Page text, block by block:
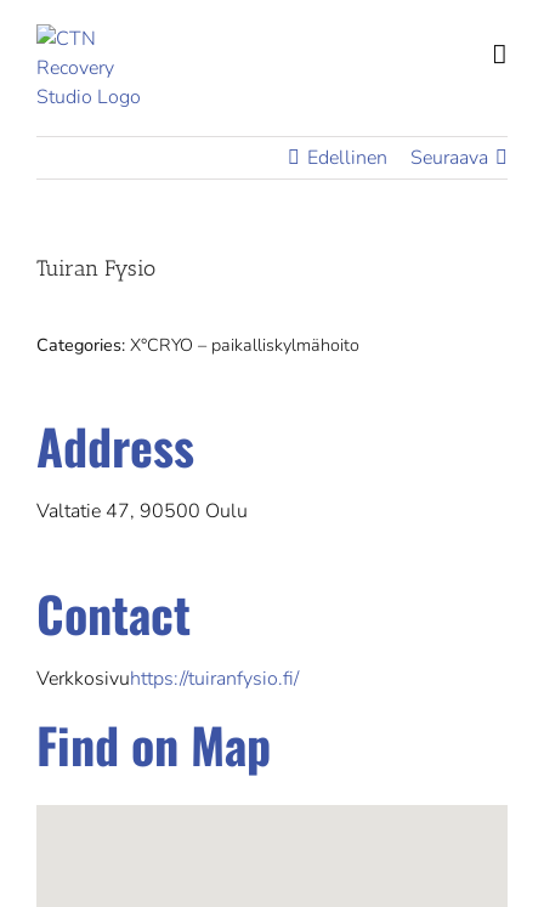
content
Edellinen Seuraava
Tuiran Fysio
Categories: X°CRYO – paikalliskylmähoito
Address
Valtatie 47, 90500 Oulu
Contact
Verkkosivuhttps://tuiranfysio.fi/
Find on Map